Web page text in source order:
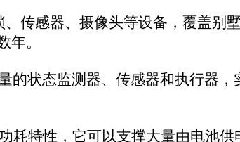
全新的、更优的无线连接方案。
7月获得了IoT Evolution World年度产品奖，